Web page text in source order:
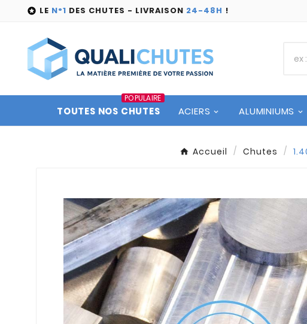
 LE N°1 DES CHUTES - LIVRAISON 24-48H !
TOUTES NOS CHUTES
POPULAIRE
ACIERS ALUMINIUMS
Accueil Chutes